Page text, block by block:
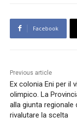
Facebook
Previous article
Ex colonia Eni per il
olimpico. La
alla giunta regionale
rivalutare la scelta